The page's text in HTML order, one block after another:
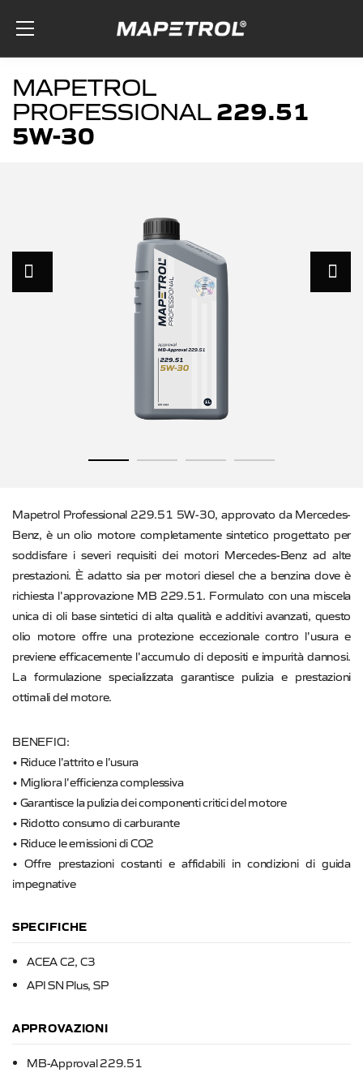
MAPETROL
PROFESSIONAL229.51
5W-30
Mapetrol Professional 229.51 5W-30, approvato da Mercedes-
Benz, è un olio motore completamente sintetico progettato per
soddisfare i severi requisiti dei motori Mercedes-Benz ad alte
prestazioni. È adatto sia per motori diesel che a benzina dove è
richiesta l'approvazione MB 229.51. Formulato con una miscela
unica di oli base sintetici di alta qualità e additivi avanzati, questo
olio motore offre una protezione eccezionale contro l'usura e
previene efficacemente l'accumulo di depositi e impurità dannosi.
La formulazione specializzata garantisce pulizia e prestazioni
ottimali del motore.
BENEFICI:
• Riduce l'attrito e l'usura
• Migliora l'efficienza complessiva
• Garantisce la pulizia dei componenti critici del motore
• Ridotto consumo di carburante
• Riduce le emissioni di CO2
• Offre prestazioni costanti e affidabili in condizioni di guida
impegnative
SPECIFICHE
ACEA C2, C3
API SN Plus, SP
APPROVAZIONI
MB-Approval 229.51